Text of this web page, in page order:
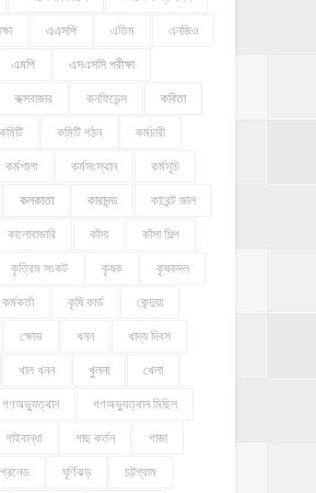
এএসপি এতিম এনজিও
এমপি এসএসসি পরীক্ষা
কক্সবাজার কনফিডেন্স কবিতা
কমিটি কমিটি গঠন কর্মচারী
কর্মশালা কর্মসংস্থান কর্মসূচি
কলকাতা কারাদন্ড কারেন্ট জাল
কালোবাজারি কাঁসা কাঁসা শিল্প
কৃত্রিম সংকট কৃষক কৃষকদল
কৃষি কার্ড কেন্দুয়া
ক্ষোভ খনন খাদ্য দিবস
খাল খনন খুলনা খেলা
গণঅভ্যুত্থান গণঅভ্যুত্থান মিছিল
গাইবান্ধা গাছ কর্তন গাজা
ঘূর্ণিঝড় চট্টগ্রাম